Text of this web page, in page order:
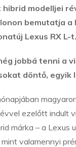
modelljei
bemutatja a
Lexus RX L-t.
jobbá tenni a
döntő, egyik
ezelőtt indult
márka – a
valamennyi